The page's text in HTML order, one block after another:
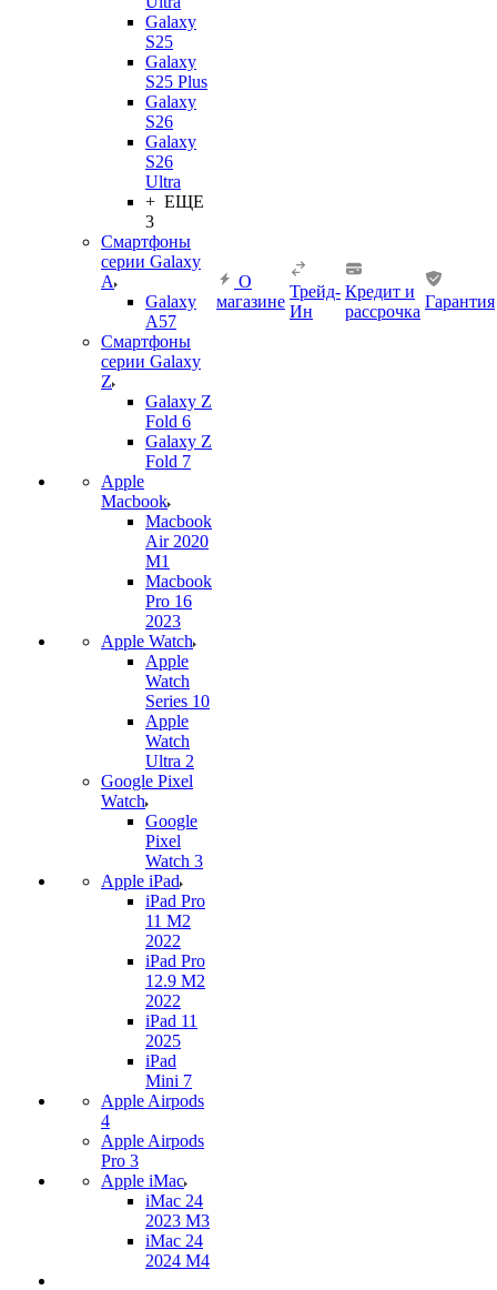
Galaxy
S25
Galaxy
S25 Plus
Galaxy
S26
Galaxy
S26
Ultra
+ ЕЩЕ
3
Смартфоны
серии Galaxy
A
Galaxy
A57
Смартфоны
серии Galaxy
Z
Galaxy Z
Fold 6
Galaxy Z
Fold 7
Apple
Macbook
Macbook
Air 2020
M1
Macbook
Pro 16
2023
Apple Watch
Apple
Watch
Series 10
Apple
Watch
Ultra 2
Google Pixel
Watch
Google
Pixel
Watch 3
Apple iPad
iPad Pro
11 M2
2022
iPad Pro
12.9 M2
2022
iPad 11
2025
iPad
Mini 7
Apple Airpods
4
Apple Airpods
Pro 3
Apple iMac
iMac 24
2023 M3
iMac 24
2024 M4
О
магазине
Трейд-
Ин
Кредит и
рассрочка
Гарантия